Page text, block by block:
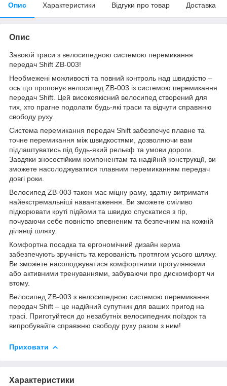
Опис Характеристики Відгуки про товар Доставка
Опис
Завоюй траси з велосипедною системою перемикання
передач Shift ZB-003!
Необмежені можливості та повний контроль над швидкістю –
ось що пропонує велосипед ZB-003 із системою перемикання
передач Shift. Цей високоякісний велосипед створений для
тих, хто прагне подолати будь-які траси та відчути справжню
свободу руху.
Система перемикання передач Shift забезпечує плавне та
точне перемикання між швидкостями, дозволяючи вам
підлаштуватись під будь-який рельєф та умови дороги.
Завдяки зносостійким компонентам та надійній конструкції, ви
зможете насолоджуватися плавним перемиканням передач
довгі роки.
Велосипед ZB-003 також має міцну раму, здатну витримати
найекстремальніші навантаження. Ви зможете сміливо
підкорювати круті підйоми та швидко спускатися з гір,
почуваючи себе повністю впевненим та безпечним на кожній
ділянці шляху.
Комфортна посадка та ергономічний дизайн керма
забезпечують зручність та керованість протягом усього шляху.
Ви зможете насолоджуватися комфортними прогулянками
або активними тренуваннями, забуваючи про дискомфорт чи
втому.
Велосипед ZB-003 з велосипедною системою перемикання
передач Shift – це надійний супутник для ваших пригод на
трасі. Приготуйтеся до незабутніх велосипедних поїздок та
випробувайте справжню свободу руху разом з ним!
Приховати
Характеристики